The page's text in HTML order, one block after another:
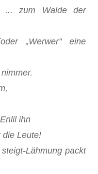
... zum Walde der
„Werwer" eine
ihn
die Leute!
Lähmung packt